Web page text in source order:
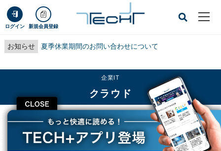
ログイン 新規会員登録
お知らせ 夏季休業期間のお問い合わせについて
CLOSE
企業IT
クラウド
TECH+ 企業IT
クラウド
ネットワンら、オープンなクラウドサービス市場創出に向けアライアンス発足